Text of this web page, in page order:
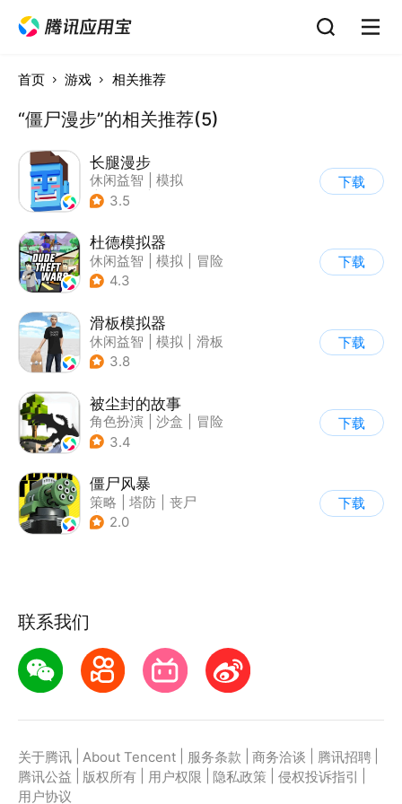
首页 游戏 相关推荐
“僵尸漫步”的相关推荐(5)
长腿漫步
休闲益智
模拟
| 像素风
3.5
下载
杜德模拟器
休闲益智 模拟
冒险
| 写实
4.3
下载
滑板模拟器
休闲益智 模拟
滑板
| 卡通
3.8
下载
被尘封的故事
角色扮演 沙盒
冒险
| 开放世界
3.4
下载
僵尸风暴
策略 塔防
丧尸
| 卡通
2.0
下载
联系我们
关于腾讯 About Tencent 服务条款 商务洽谈 腾讯招聘
腾讯公益
版权所有 用户权限 隐私政策 侵权投诉指引
用户协议